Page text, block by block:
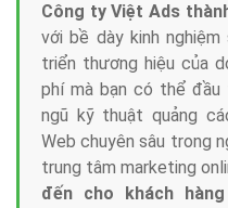
Công ty Việt Ads
với bề dày kinh
triển thương hiệu của
phí mà bạn có thể
ngũ kỹ thuật quảng
Web chuyên sâu trong
trung tâm marketing
đến cho khách